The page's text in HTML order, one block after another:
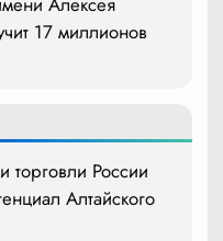
17 миллионов
России
Алтайского